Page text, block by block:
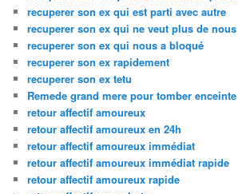
recuperer son ex qui est parti avec autre
recuperer son ex qui ne veut plus de nous
recuperer son ex qui nous a bloqué
recuperer son ex rapidement
recuperer son ex tetu
Remede grand mere pour tomber enceinte
retour affectif amoureux
retour affectif amoureux en 24h
retour affectif amoureux immédiat
retour affectif amoureux immédiat rapide
retour affectif amoureux rapide